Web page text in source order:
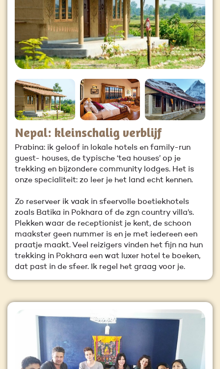
Nepal: kleinschalig verblijf
Prabina: ik geloof in lokale hotels en family-run
guest- houses, de typische ‘tea houses’ op je
trekking en bijzondere community lodges. Het is
onze specialiteit: zo leer je het land echt kennen.
Zo reserveer ik vaak in sfeervolle boetiekhotels
zoals Batika in Pokhara of de zgn country villa’s.
Plekken waar de receptionist je kent, de schoon
maakster geen nummer is en je met iedereen een
praatje maakt. Veel reizigers vinden het fijn na hun
trekking in Pokhara een wat luxer hotel te boeken,
dat past in de sfeer. Ik regel het graag voor je.